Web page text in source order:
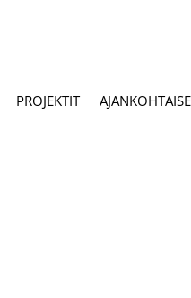
PROJEKTIT